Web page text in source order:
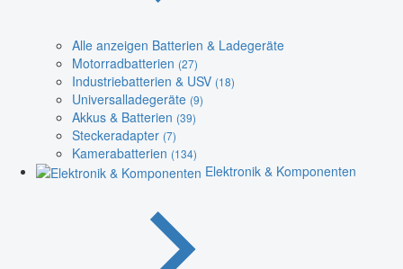
Alle anzeigen Batterien & Ladegeräte
Motorradbatterien (27)
Industriebatterien & USV (18)
Universalladegeräte (9)
Akkus & Batterien (39)
Steckeradapter (7)
Kamerabatterien (134)
Elektronik & Komponenten